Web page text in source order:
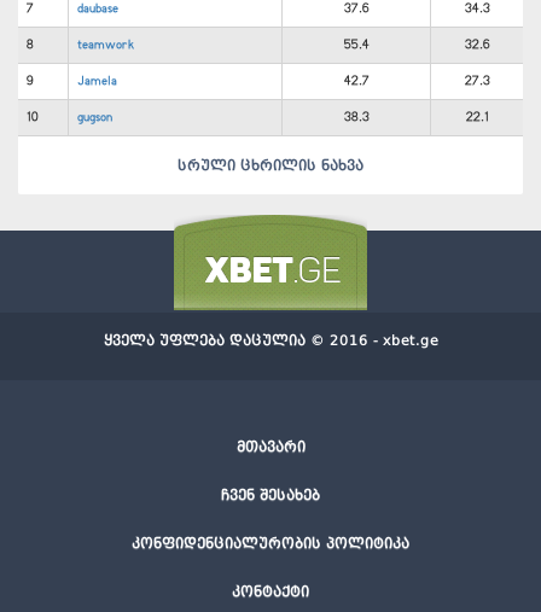
7 daubase 37.6 34.3
8 teamwork 55.4 32.6
9 Jamela 42.7 27.3
10 gugson 38.3 22.1
სრული ცხრილის ნახვა
მთავარი
ჩვენ შესახებ
კონფიდენციალურობის პოლიტიკა
კონტაქტი
ყველა უფლება დაცულია © 2016 - xbet.ge